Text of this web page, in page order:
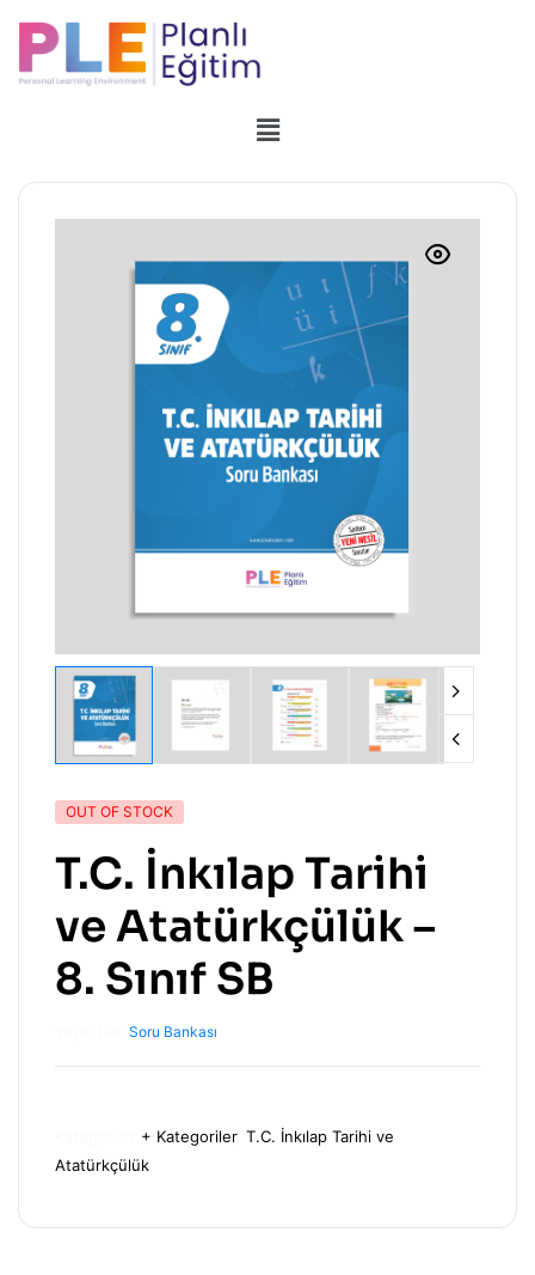
OUT OF STOCK
T.C. İnkılap Tarihi
ve Atatürkçülük –
8. Sınıf SB
Soru Bankası
+ Kategoriler, T.C. İnkılap Tarihi ve
Atatürkçülük